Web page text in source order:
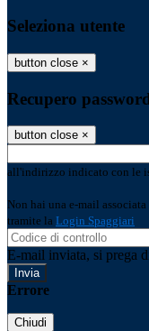
Seleziona utente
button close ×
Recupero
button close ×
all'indirizzo indicato con le
Non hai una e-mail
tramite la Login Spaggiari
E-mail inviata, si prega
Errore
Chiudi